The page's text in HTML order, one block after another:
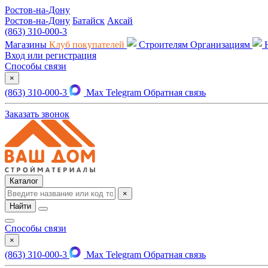
Ростов-на-Дону
Ростов-на-Дону Батайск Аксай
(863) 310-000-3
Магазины Клуб покупателей Строителям Организациям
Вход или регистрация
Способы связи
×
(863) 310-000-3 Max Telegram Обратная связь
Заказать звонок
Каталог
×
Найти
Способы связи
×
(863) 310-000-3 Max Telegram Обратная связь